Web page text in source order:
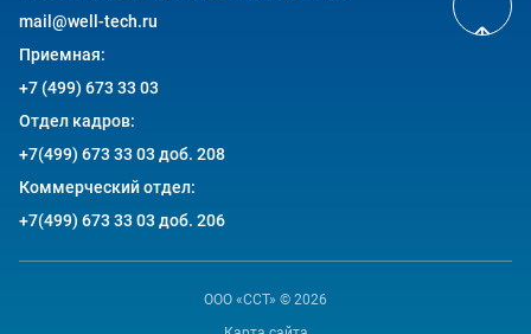
mail@well-tech.ru
Приемная:
+7 (499) 673 33 03
Отдел кадров:
+7(499) 673 33 03 доб. 208
Коммерческий отдел:
+7(499) 673 33 03 доб. 206
ООО «ССТ» © 2026